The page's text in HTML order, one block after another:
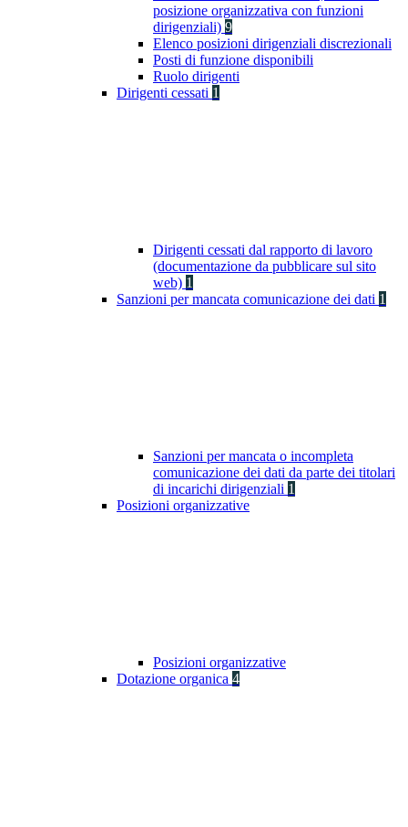
posizione organizzativa con funzioni
dirigenziali) 9
Elenco posizioni dirigenziali discrezionali
Posti di funzione disponibili
Ruolo dirigenti
Dirigenti cessati 1
Dirigenti cessati dal rapporto di lavoro
(documentazione da pubblicare sul sito
web) 1
Sanzioni per mancata comunicazione dei dati 1
Sanzioni per mancata o incompleta
comunicazione dei dati da parte dei titolari
di incarichi dirigenziali 1
Posizioni organizzative
Posizioni organizzative
Dotazione organica 4